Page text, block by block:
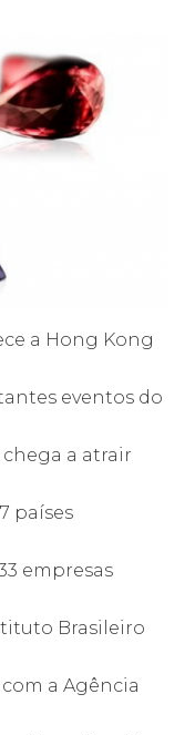
a Hong Kong
eventos do
a atrair
países
empresas
Brasileiro
a Agência